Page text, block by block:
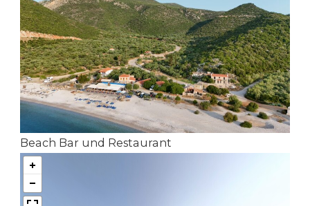
Beach Bar und Restaurant